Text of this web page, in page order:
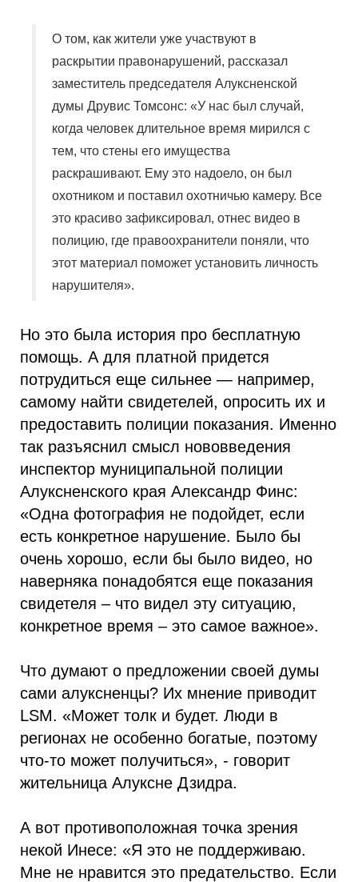
О том, как жители уже участвуют в
раскрытии правонарушений, рассказал
заместитель председателя Алуксненской
думы Друвис Томсонс: «У нас был случай,
когда человек длительное время мирился с
тем, что стены его имущества
раскрашивают. Ему это надоело, он был
охотником и поставил охотничью камеру. Все
это красиво зафиксировал, отнес видео в
полицию, где правоохранители поняли, что
этот материал поможет установить личность
нарушителя».
Но это была история про бесплатную
помощь. А для платной придется
потрудиться еще сильнее — например,
самому найти свидетелей, опросить их и
предоставить полиции показания. Именно
так разъяснил смысл нововведения
инспектор муниципальной полиции
Алуксненского края Александр Финс:
«Одна фотография не подойдет, если
есть конкретное нарушение. Было бы
очень хорошо, если бы было видео, но
наверняка понадобятся еще показания
свидетеля – что видел эту ситуацию,
конкретное время – это самое важное».
Что думают о предложении своей думы
сами алуксненцы? Их мнение приводит
LSM. «Может толк и будет. Люди в
регионах не особенно богатые, поэтому
что-то может получиться», - говорит
жительница Алуксне Дзидра.
А вот противоположная точка зрения
некой Инесе: «Я это не поддерживаю.
Мне не нравится это предательство. Если